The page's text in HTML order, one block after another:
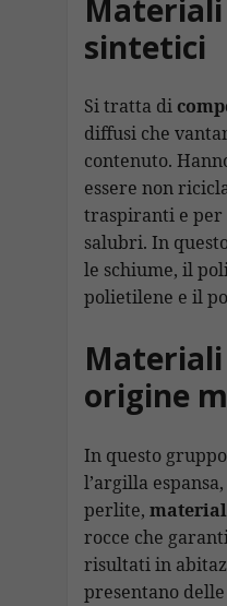
sintetici
Si tratta di
diffusi che
contenuto.
essere non
traspiranti e per
salubri. In
le schiume, il
polietilene e il
origine
In questo
l’argilla
perlite,
rocce che
risultati in
presentano